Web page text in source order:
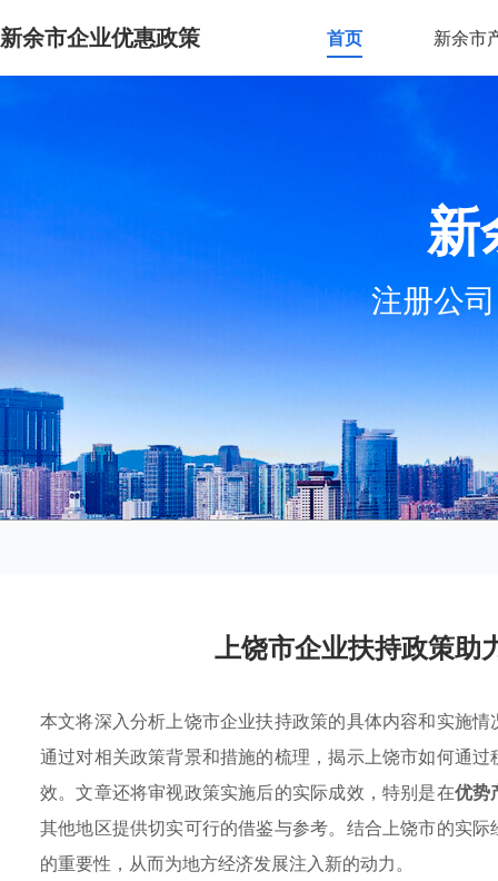
新余市企业优惠政策 首页 新余市
新
注册公
上饶市企业扶持政策助
本文将深入分析上饶市企业扶持政策的具体内容和实施
通过对相关政策背景和措施的梳理，揭示上饶市如何通
效。文章还将审视政策实施后的实际成效，特别是在优势
其他地区提供切实可行的借鉴与参考。结合上饶市的实
的重要性，从而为地方经济发展注入新的动力。